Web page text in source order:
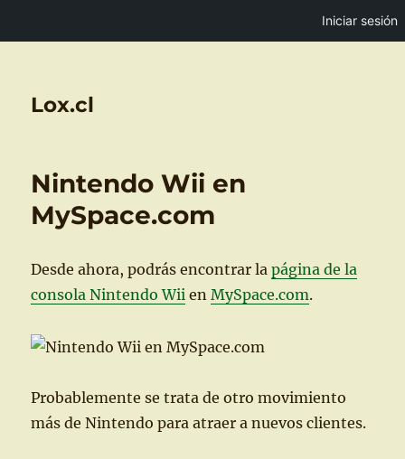
Iniciar sesión
Lox.cl
Nintendo Wii en
MySpace.com
Desde ahora, podrás encontrar lapágina de la
consola Nintendo Wii enMySpace.com.
Probablemente se trata de otro movimiento
más de Nintendo para atraer a nuevos clientes.